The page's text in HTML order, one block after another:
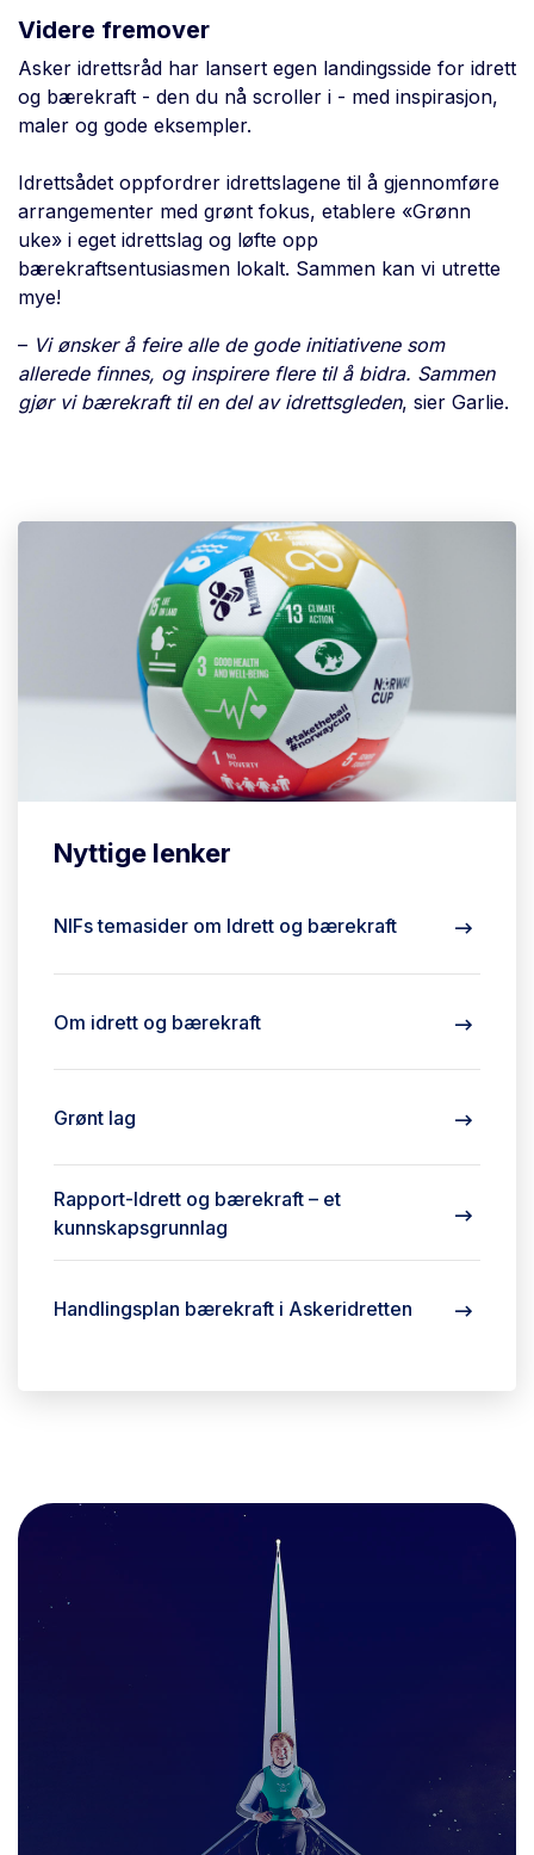
Videre fremover
Asker idrettsråd har lansert egen landingsside for idrett
og bærekraft - den du nå scroller i - med inspirasjon,
maler og gode eksempler.
Idrettsådet oppfordrer idrettslagene til å gjennomføre
arrangementer med grønt fokus, etablere «Grønn
uke» i eget idrettslag og løfte opp
bærekraftsentusiasmen lokalt. Sammen kan vi utrette
mye!
– Vi ønsker å feire alle de gode initiativene som
allerede finnes, og inspirere flere til å bidra. Sammen
gjør vi bærekraft til en del av idrettsgleden, sier Garlie.
Nyttige lenker
NIFs temasider om Idrett og bærekraft
Om idrett og bærekraft
Grønt lag
Rapport-Idrett og bærekraft – et
kunnskapsgrunnlag
Handlingsplan bærekraft i Askeridretten